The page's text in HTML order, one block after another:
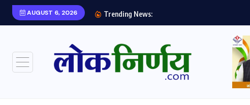
AUGUST 6, 2026 Trending News: